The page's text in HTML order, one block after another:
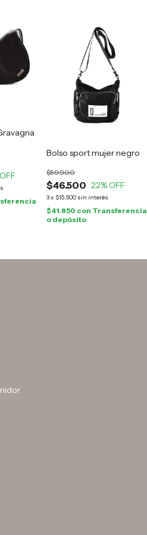
Bolso sport mujer negro
$46.500
$59.900
22% OFF
3x $15.500 sin interés
$41.850 con Transferencia
o depósito